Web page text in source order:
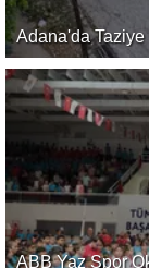
Adana'da
ABB Yaz Spor